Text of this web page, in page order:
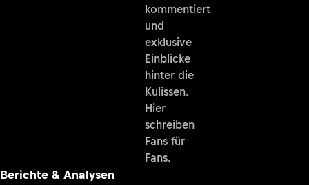
kommentiert
und
exklusive
Einblicke
hinter die
Kulissen.
Hier
schreiben
Fans für
Fans.
Berichte & Analysen